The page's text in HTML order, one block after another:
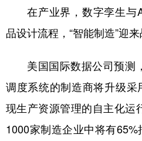
在产业界，数字孪生与
品设计流程，“智能制造”迎来
美国国际数据公司预测
调度系统的制造商将升级采
现生产资源管理的自主化运
1000家制造企业中将有